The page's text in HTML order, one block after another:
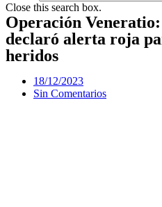
Close this search box.
Operación
declaró alerta roja
heridos
18/12/2023
Sin Comentarios